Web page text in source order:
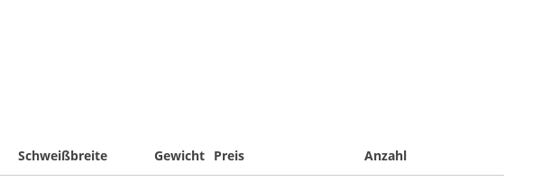
Schweißbreite Gewicht Preis Anzahl